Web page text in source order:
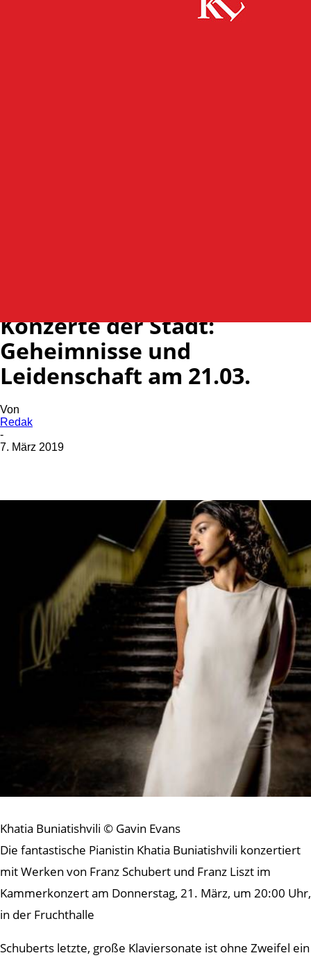
Konzerte der Stadt:
Geheimnisse und
Leidenschaft am 21.03.
Von
Redak
-
7. März 2019
Khatia Buniatishvili © Gavin Evans
Die fantastische Pianistin Khatia Buniatishvili konzertiert
mit Werken von Franz Schubert und Franz Liszt im
Kammerkonzert am Donnerstag, 21. März, um 20:00 Uhr,
in der Fruchthalle
Schuberts letzte, große Klaviersonate ist ohne Zweifel ein